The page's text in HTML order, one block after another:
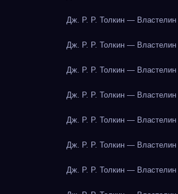
Дж. Р. Р. Толкин — Властелин
Дж. Р. Р. Толкин — Властелин
Дж. Р. Р. Толкин — Властелин
Дж. Р. Р. Толкин — Властелин
Дж. Р. Р. Толкин — Властелин
Дж. Р. Р. Толкин — Властелин
Дж. Р. Р. Толкин — Властелин